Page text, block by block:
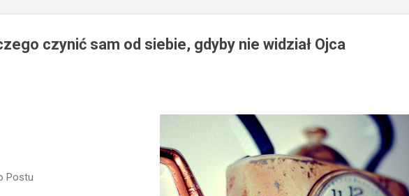
czynić sam od siebie, gdyby nie widział Ojca
Postu